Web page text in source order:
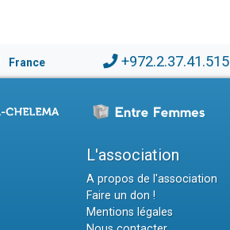
France +972.2.37.41.515
L'association
A propos de l'association
Faire un don !
Mentions légales